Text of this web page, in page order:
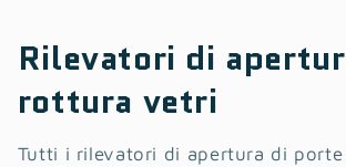
C
o
l
Rilevatori di
rottura vetri
Tutti i rilevatori di apertura di